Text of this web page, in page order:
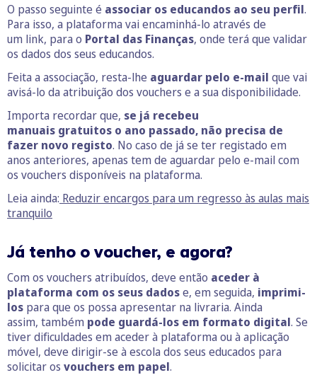
O passo seguinte é associar os educandos ao seu perfil.
Para isso, a plataforma vai encaminhá-lo através de
um link, para o Portal das Finanças, onde terá que validar
os dados dos seus educandos.
Feita a associação, resta-lhe aguardar pelo e-mail que vai
avisá-lo da atribuição dos vouchers e a sua disponibilidade.
Importa recordar que, se já recebeu
manuais gratuitos o ano passado, não precisa de
fazer novo registo. No caso de já se ter registado em
anos anteriores, apenas tem de aguardar pelo e-mail com
os vouchers disponíveis na plataforma.
Leia ainda: Reduzir encargos para um regresso às aulas mais
tranquilo
Já tenho o voucher, e agora?
Com os vouchers atribuídos, deve então aceder à
plataforma com os seus dadose, em seguida, imprimi-
los para que os possa apresentar na livraria. Ainda
assim, também pode guardá-los em formato digital. Se
tiver dificuldades em aceder à plataforma ou à aplicação
móvel, deve dirigir-se à escola dos seus educados para
solicitar os vouchers em papel.